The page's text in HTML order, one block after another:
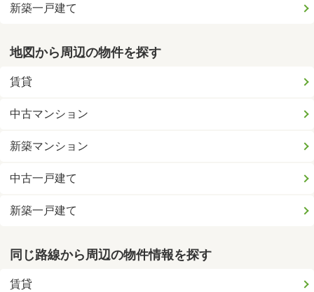
新築一戸建て
地図から周辺の物件を探す
賃貸
中古マンション
新築マンション
中古一戸建て
新築一戸建て
同じ路線から周辺の物件情報を探す
賃貸